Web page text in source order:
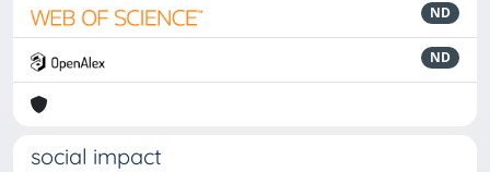
ND
ND
social impact